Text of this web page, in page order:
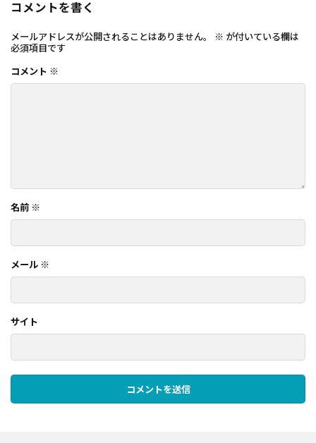
コメントを書く
メールアドレスが公開されることはありません。 ※ が付いている欄は
必須項目です
コメント ※
名前 ※
メール ※
サイト